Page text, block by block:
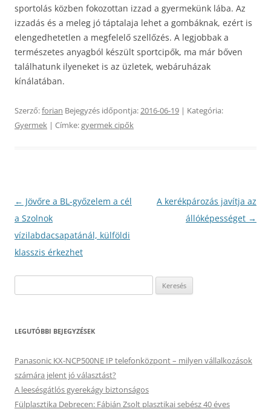
sportolás közben fokozottan izzad a gyermekünk lába. Az
izzadás és a meleg jó táptalaja lehet a gombáknak, ezért is
elengedhetetlen a megfelelő szellőzés. A legjobbak a
természetes anyagból készült sportcipők, ma már bőven
találhatunk ilyeneket is az üzletek, webáruházak
kínálatában.
Szerző:forian Bejegyzés időpontja:2016-06-19 | Kategória:
Gyermek | Címke:gyermek cipők
Bejegyzés
navigáció
← Jövőre a BL-győzelem a cél
a Szolnok
vízilabdacsapatánál, külföldi
klasszis érkezhet
A kerékpározás javítja az
állóképességet →
LEGUTÓBBI BEJEGYZÉSEK
Panasonic KX-NCP500NE IP telefonközpont – milyen vállalkozások
számára jelent jó választást?
A leesésgátlós gyerekágy biztonságos
Fülplasztika Debrecen: Fábián Zsolt plasztikai sebész 40 éves